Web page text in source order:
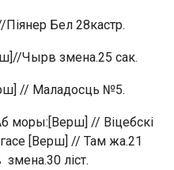
Бел 28кастр.
Чырв змена.25 сак.
// Маладосць №5.
моры:[Верш] // Віцебскі
[Верш] // Там жа.21
ліст.